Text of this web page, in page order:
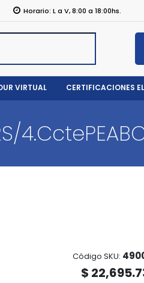
Horario: L a V, 8:00 a 18:00hs.
VIRTUAL CERTIFICACIONES
Código SKU:
$